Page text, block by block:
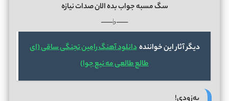
سگ مسبه جواب بده الان صدات نیازه
──♭──
دیگر آثار این خوانندهدانلود آهنگ رامین تجنگی ساقی (ای
طالع طالعی مه نیع جوا)